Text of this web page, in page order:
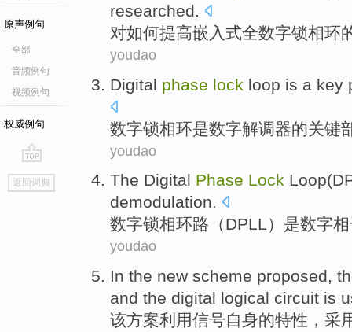
原声例句
全部
音频例句
视频例句
权威例句
go
top
返回词典
researched.
对如何提高嵌入式全数字锁相环
youdao
Digital phase lock loop is a key
数字锁相环是数字解调器的关键
youdao
The Digital Phase Lock Loop(
demodulation.
数字锁相环路（DPLL） 是数字
youdao
In the new scheme proposed,
and the digital logical circuit is
该方案利用信号自身的特性，采